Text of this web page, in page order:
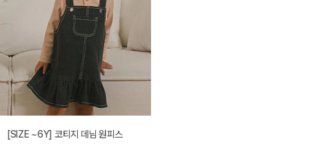
[SIZE ~6Y] 코티지 데님 원피스